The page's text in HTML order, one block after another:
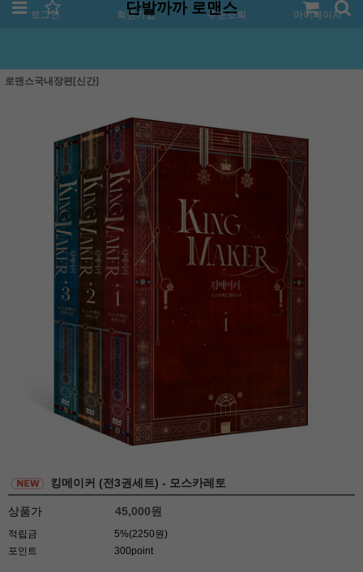
로그인 회원가입 주문조회 마이페이지
단발까까 로맨스
로맨스국내장편[신간]
킹메이커 (전3권세트) - 모스카레토
상품가 45,000원
적립금
5%(2250원)
포인트
300point